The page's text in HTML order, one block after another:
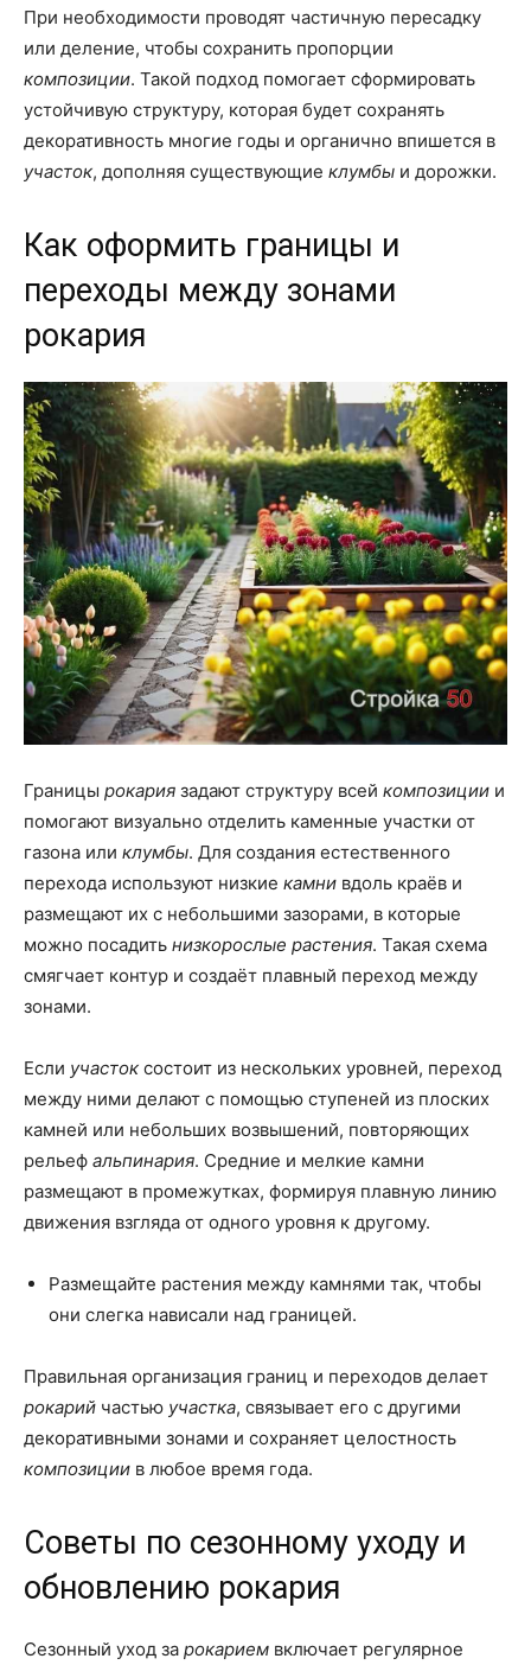
При необходимости проводят частичную пересадку
или деление, чтобы сохранить пропорции
композиции. Такой подход помогает сформировать
устойчивую структуру, которая будет сохранять
декоративность многие годы и органично впишется в
участок, дополняя существующие клумбы и дорожки.
Как оформить границы и
переходы между зонами
рокария
Границы рокария задают структуру всей композиции и
помогают визуально отделить каменные участки от
газона или клумбы. Для создания естественного
перехода используют низкие камни вдоль краёв и
размещают их с небольшими зазорами, в которые
можно посадить низкорослые растения. Такая схема
смягчает контур и создаёт плавный переход между
зонами.
Если участок состоит из нескольких уровней, переход
между ними делают с помощью ступеней из плоских
камней или небольших возвышений, повторяющих
рельеф альпинария. Средние и мелкие камни
размещают в промежутках, формируя плавную линию
движения взгляда от одного уровня к другому.
Размещайте растения между камнями так, чтобы
они слегка нависали над границей.
Правильная организация границ и переходов делает
рокарий частью участка, связывает его с другими
декоративными зонами и сохраняет целостность
композиции в любое время года.
Советы по сезонному уходу и
обновлению рокария
Сезонный уход за рокарием включает регулярное